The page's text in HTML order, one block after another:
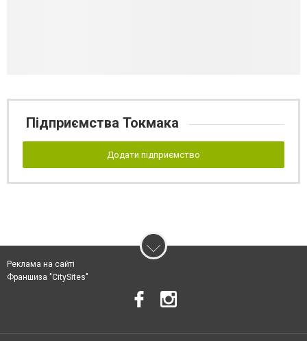
Підприємства Токмака
Додати підприємство
Реклама на сайті
Франшиза "CitySites"